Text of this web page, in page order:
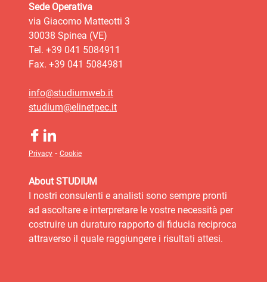
Sede Operativa
via Giacomo Matteotti 3
30038 Spinea (VE)
Tel. +39 041 5084911
Fax. +39 041 5084981
info@studiumweb.it
studium@elinetpec.it
Privacy - Cookie
About STUDIUM
I nostri consulenti e analisti sono sempre pronti
ad ascoltare e interpretare le vostre necessità per
costruire un duraturo rapporto di fiducia reciproca
attraverso il quale raggiungere i risultati attesi.